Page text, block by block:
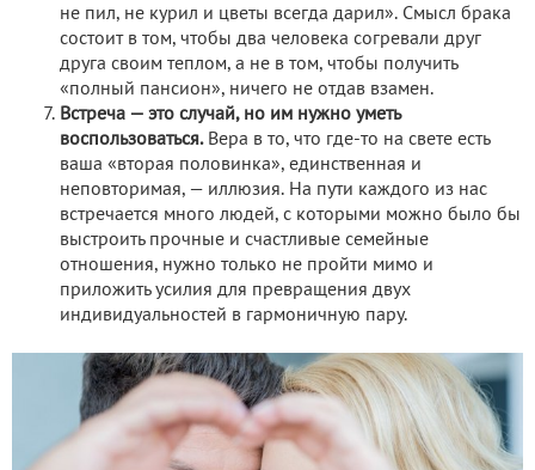
не пил, не курил и цветы всегда дарил». Смысл брака
состоит в том, чтобы два человека согревали друг
друга своим теплом, а не в том, чтобы получить
«полный пансион», ничего не отдав взамен.
Встреча — это случай, но им нужно уметь
воспользоваться. Вера в то, что где-то на свете есть
ваша «вторая половинка», единственная и
неповторимая, — иллюзия. На пути каждого из нас
встречается много людей, с которыми можно было бы
выстроить прочные и счастливые семейные
отношения, нужно только не пройти мимо и
приложить усилия для превращения двух
индивидуальностей в гармоничную пару.